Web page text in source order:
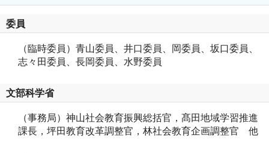
委員
（臨時委員）青山委員、井口委員、岡委員、坂口委員、
志々田委員、長岡委員、水野委員
文部科学省
（事務局）神山社会教育振興総括官，髙田地域学習推進
課長，坪田教育改革調整官，林社会教育企画調整官 他